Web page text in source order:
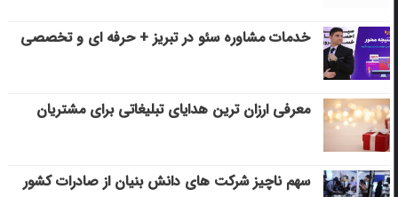
خدمات مشاوره سئو در تبریز + حرفه ای و تخصصی
معرفی ارزان ترین هدایای تبلیغاتی برای مشتریان
سهم ناچیز شرکت های دانش بنیان از صادرات کشور